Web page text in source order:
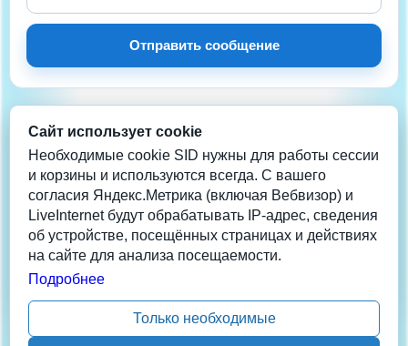
Отправить сообщение
НА СВЯЗИ
Нужна помощь?
Телеграм
info@coolera.ru
+7 962-942-2013
Данные обновлены: 06/08/26 13:40:09 1
Сайт использует cookie
Необходимые cookie SID нужны для работы сессии
и корзины и используются всегда. С вашего
согласия Яндекс.Метрика (включая Вебвизор) и
LiveInternet будут обрабатывать IP-адрес, сведения
об устройстве, посещённых страницах и действиях
на сайте для анализа посещаемости.
Подробнее
Только необходимые